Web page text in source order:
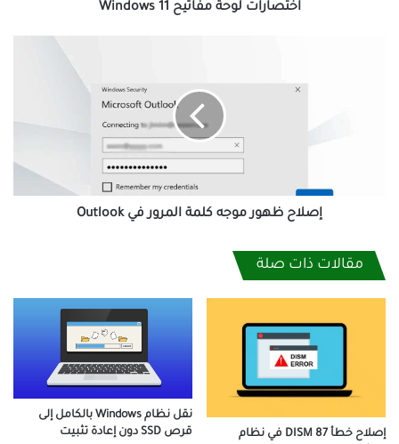
اختصارات لوحة مفاتيح Windows 11
إصلاح ظهور موجه كلمة المرور في Outlook
مقالات ذات صلة
إصلاح خطأ DISM 87 في نظام
نقل نظام Windows بالكامل إلى
قرص SSD دون إعادة تثبيت